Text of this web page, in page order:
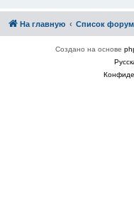
На главную Список
Создано на основе